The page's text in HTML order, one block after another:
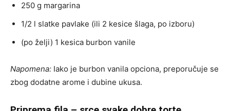
250 g margarina
1/2 l slatke pavlake (ili 2 kesice šlaga, po izboru)
(po želji) 1 kesica burbon vanile
Napomena: Iako je burbon vanila opciona, preporučuje se
zbog dodatne arome i dubine ukusa.